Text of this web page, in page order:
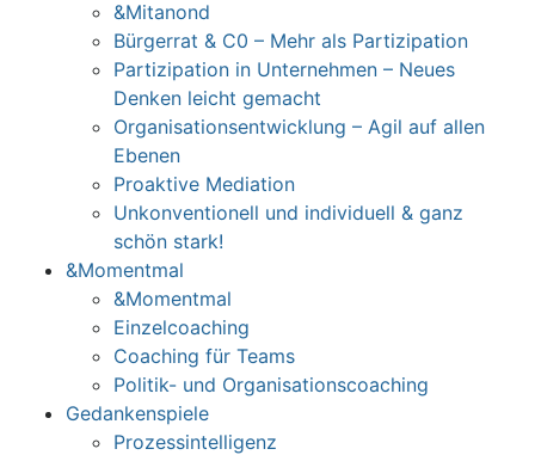
&Mitanond
Bürgerrat & C0 – Mehr als Partizipation
Partizipation in Unternehmen – Neues
Denken leicht gemacht
Organisationsentwicklung – Agil auf allen
Ebenen
Proaktive Mediation
Unkonventionell und individuell & ganz
schön stark!
&Momentmal
&Momentmal
Einzelcoaching
Coaching für Teams
Politik- und Organisationscoaching
Gedankenspiele
Prozessintelligenz